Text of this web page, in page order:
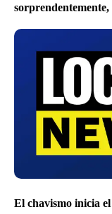
sorprendentemente,
El chavismo inicia